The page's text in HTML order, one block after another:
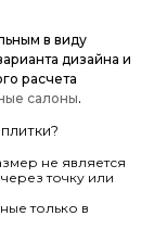
в виду
дизайна и
расчета
салоны.
не является
точку или
только в